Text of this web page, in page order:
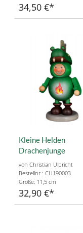
34,50 €
Kleine Helden
Drachenjunge
von Christian Ulbricht
Bestellnr.: CU190003
Größe: 11,5 cm
32,90 €